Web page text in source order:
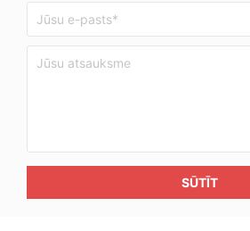
SŪTĪT